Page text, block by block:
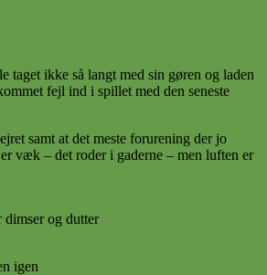
taget ikke så langt med sin gøren og laden
fejl ind i spillet med den seneste
samt at det meste forurening der jo
væk – det roder i gaderne – men luften er
dimser og dutter
igen